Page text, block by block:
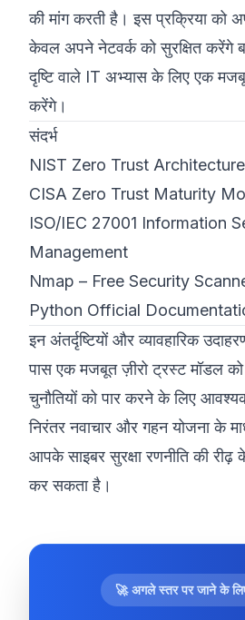
की मांग करती है। इस प्रक्रिया को
केवल अपने नेटवर्क को सुरक्षित करेंगे
दृष्टि वाले IT अभ्यास के लिए एक
करेंगे।
संदर्भ
NIST Zero Trust Architecture
CISA Zero Trust Maturity
ISO/IEC 27001 Information
Management
Nmap – Free Security
Python Official
इन अंतर्दृष्टियों और व्यावहारिक
पास एक मजबूत ज़ीरो ट्रस्ट मॉडल
चुनौतियों को पार करने के लिए
निरंतर नवाचार और गहन योजना के
आपके साइबर सुरक्षा रणनीति की रीढ़
कर सकता है।
🚀 अगले स्तर पर जाने के